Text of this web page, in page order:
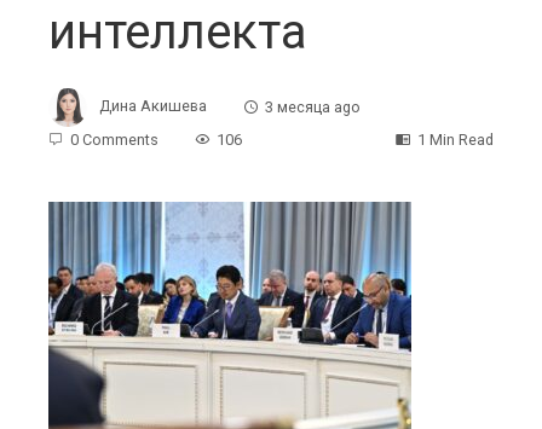
интеллекта
Дина Акишева
3 месяца ago
0 Comments
106 1 Min Read